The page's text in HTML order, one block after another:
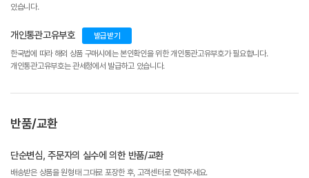
있습니다.
개인통관고유부호 발급받기
한국법에 따라 해외 상품 구매시에는 본인확인을 위한 개인통관고유부호가 필요합니다.
개인통관고유부호는 관세청에서 발급하고 있습니다.
반품/교환
단순변심, 주문자의 실수에 의한 반품/교환
배송받은 상품을 원형태 그대로 포장한 후, 고객센터로 연락주세요.